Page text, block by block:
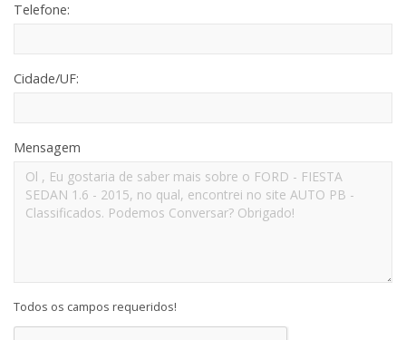
Telefone:
Cidade/UF:
Mensagem
Todos os campos requeridos!